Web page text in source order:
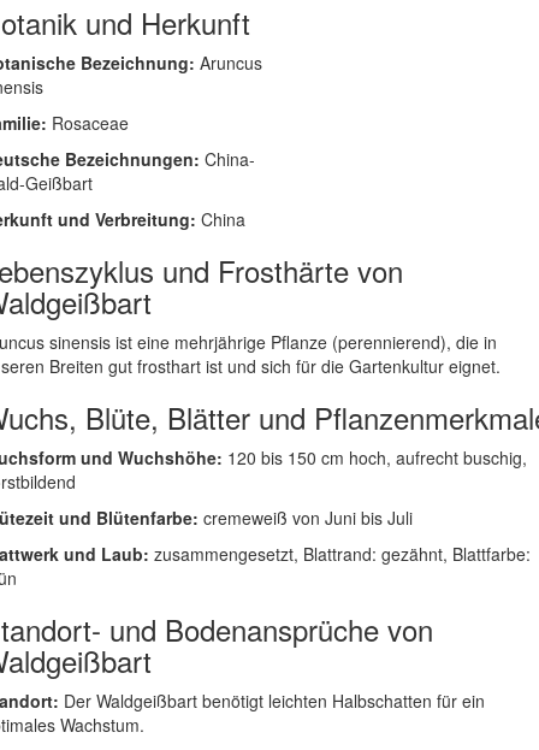
und Herkunft
Bezeichnung: Aruncus
Rosaceae
Bezeichnungen: China-
Geißbart
und Verbreitung: China
und Frosthärte von
sinensis ist eine mehrjährige Pflanze (perennierend), die in
Breiten gut frosthart ist und sich für die Gartenkultur eignet.
Blüte, Blätter und
und Wuchshöhe: 120 bis 150 cm hoch, aufrecht buschig,
und Blütenfarbe: cremeweiß von Juni bis Juli
und Laub: zusammengesetzt, Blattrand: gezähnt, Blattfarbe:
und Bodenansprüche von
Der Waldgeißbart benötigt leichten Halbschatten für ein
Wachstum.